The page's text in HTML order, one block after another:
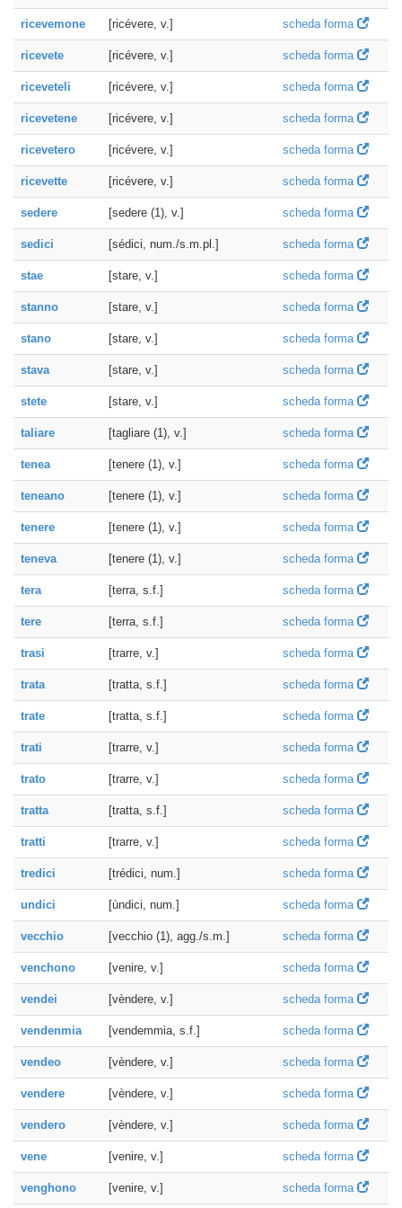
ricevemone [ricévere, v.] scheda forma
ricevete [ricévere, v.] scheda forma
riceveteli [ricévere, v.] scheda forma
ricevetene [ricévere, v.] scheda forma
ricevetero [ricévere, v.] scheda forma
ricevette [ricévere, v.] scheda forma
sedere [sedere (1), v.] scheda forma
sedici [sédici, num./s.m.pl.] scheda forma
stae [stare, v.] scheda forma
stanno [stare, v.] scheda forma
stano [stare, v.] scheda forma
stava [stare, v.] scheda forma
stete [stare, v.] scheda forma
taliare [tagliare (1), v.] scheda forma
tenea [tenere (1), v.] scheda forma
teneano [tenere (1), v.] scheda forma
tenere [tenere (1), v.] scheda forma
teneva [tenere (1), v.] scheda forma
tera [terra, s.f.] scheda forma
tere [terra, s.f.] scheda forma
trasi [trarre, v.] scheda forma
trata [tratta, s.f.] scheda forma
trate [tratta, s.f.] scheda forma
trati [trarre, v.] scheda forma
trato [trarre, v.] scheda forma
tratta [tratta, s.f.] scheda forma
tratti [trarre, v.] scheda forma
tredici [trédici, num.] scheda forma
undici [ùndici, num.] scheda forma
vecchio [vecchio (1), agg./s.m.] scheda forma
venchono [venire, v.] scheda forma
vendei [vèndere, v.] scheda forma
vendenmia [vendemmia, s.f.] scheda forma
vendeo [vèndere, v.] scheda forma
vendere [vèndere, v.] scheda forma
vendero [vèndere, v.] scheda forma
vene [venire, v.] scheda forma
venghono [venire, v.] scheda forma